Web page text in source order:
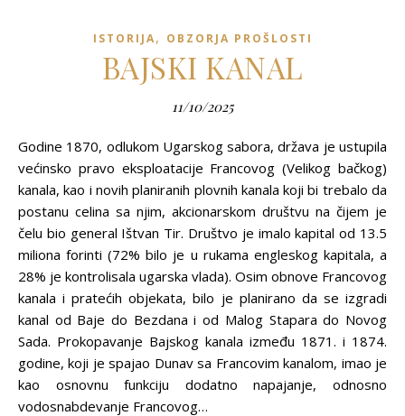
ISTORIJA, OBZORJA PROŠLOSTI
BAJSKI KANAL
11/10/2025
Godine 1870, odlukom Ugarskog sabora, država je ustupila
većinsko pravo eksploatacije Francovog (Velikog bačkog)
kanala, kao i novih planiranih plovnih kanala koji bi trebalo da
postanu celina sa njim, akcionarskom društvu na čijem je
čelu bio general Ištvan Tir. Društvo je imalo kapital od 13.5
miliona forinti (72% bilo je u rukama engleskog kapitala, a
28% je kontrolisala ugarska vlada). Osim obnove Francovog
kanala i pratećih objekata, bilo je planirano da se izgradi
kanal od Baje do Bezdana i od Malog Stapara do Novog
Sada. Prokopavanje Bajskog kanala između 1871. i 1874.
godine, koji je spajao Dunav sa Francovim kanalom, imao je
kao osnovnu funkciju dodatno napajanje, odnosno
vodosnabdevanje Francovog…